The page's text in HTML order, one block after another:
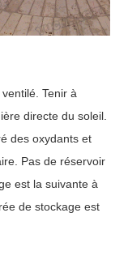
Tenir à
directe du soleil.
des oxydants et
Pas de réservoir
est la suivante à
de stockage est